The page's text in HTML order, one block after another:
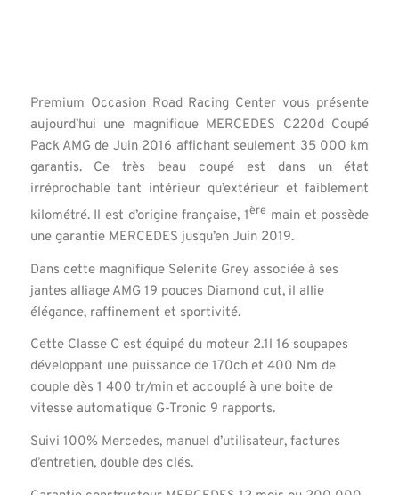
Premium Occasion Road Racing Center vous présente
aujourd’hui une magnifique MERCEDES C220d Coupé
Pack AMG de Juin 2016 affichant seulement 35 000 km
garantis. Ce très beau coupé est dans un état
irréprochable tant intérieur qu’extérieur et faiblement
kilométré. Il est d’origine française, 1ère main et possède
une garantie MERCEDES jusqu’en Juin 2019.
Dans cette magnifique Selenite Grey associée à ses
jantes alliage AMG 19 pouces Diamond cut, il allie
élégance, raffinement et sportivité.
Cette Classe C est équipé du moteur 2.1l 16 soupapes
développant une puissance de 170ch et 400 Nm de
couple dès 1 400 tr/min et accouplé à une boite de
vitesse automatique G-Tronic 9 rapports.
Suivi 100% Mercedes, manuel d’utilisateur, factures
d’entretien, double des clés.